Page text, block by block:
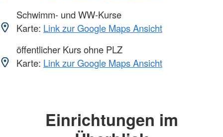
Schwimm- und WW-Kurse
Karte: Link zur Google Maps Ansicht
öffentlicher Kurs ohne PLZ
Karte: Link zur Google Maps Ansicht
Einrichtungen im